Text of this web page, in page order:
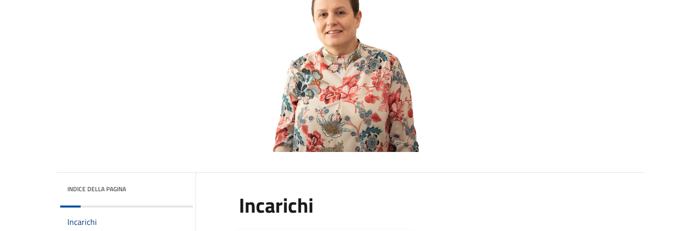
INDICE DELLA PAGINA
Incarichi
Incarichi